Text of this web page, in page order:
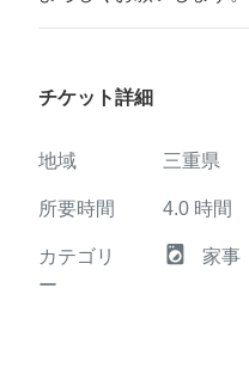
チケット詳細
地域 三重県
所要時間 4.0 時間
カテゴリ
ー
local_laundry_service 家事